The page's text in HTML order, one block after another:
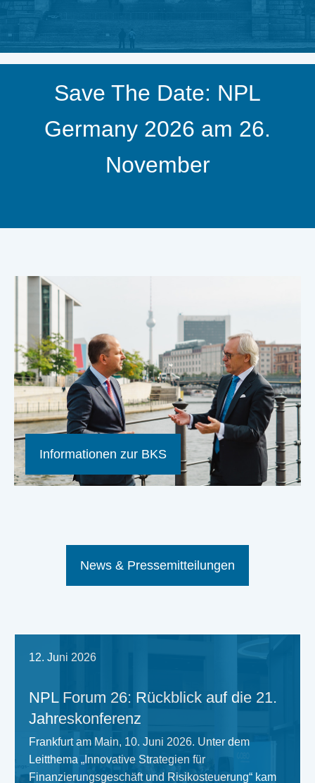
Save The Date: NPL
Germany 2026 am 26.
November
Informationen zur BKS
News & Pressemitteilungen
12. Juni 2026
NPL Forum 26: Rückblick auf die 21.
Jahreskonferenz
Frankfurt am Main, 10. Juni 2026. Unter dem
Leitthema „Innovative Strategien für
Finanzierungsgeschäft und Risikosteuerung“ kam